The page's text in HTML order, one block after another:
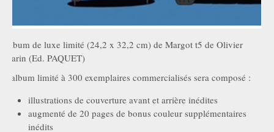
Album de luxe limité (24,2 x 32,2 cm) de Margot t5 de Olivier
Marin (Ed. PAQUET)
L'album limité à 300 exemplaires commercialisés sera composé :
illustrations de couverture avant et arrière inédites
augmenté de 20 pages de bonus couleur supplémentaires
inédits